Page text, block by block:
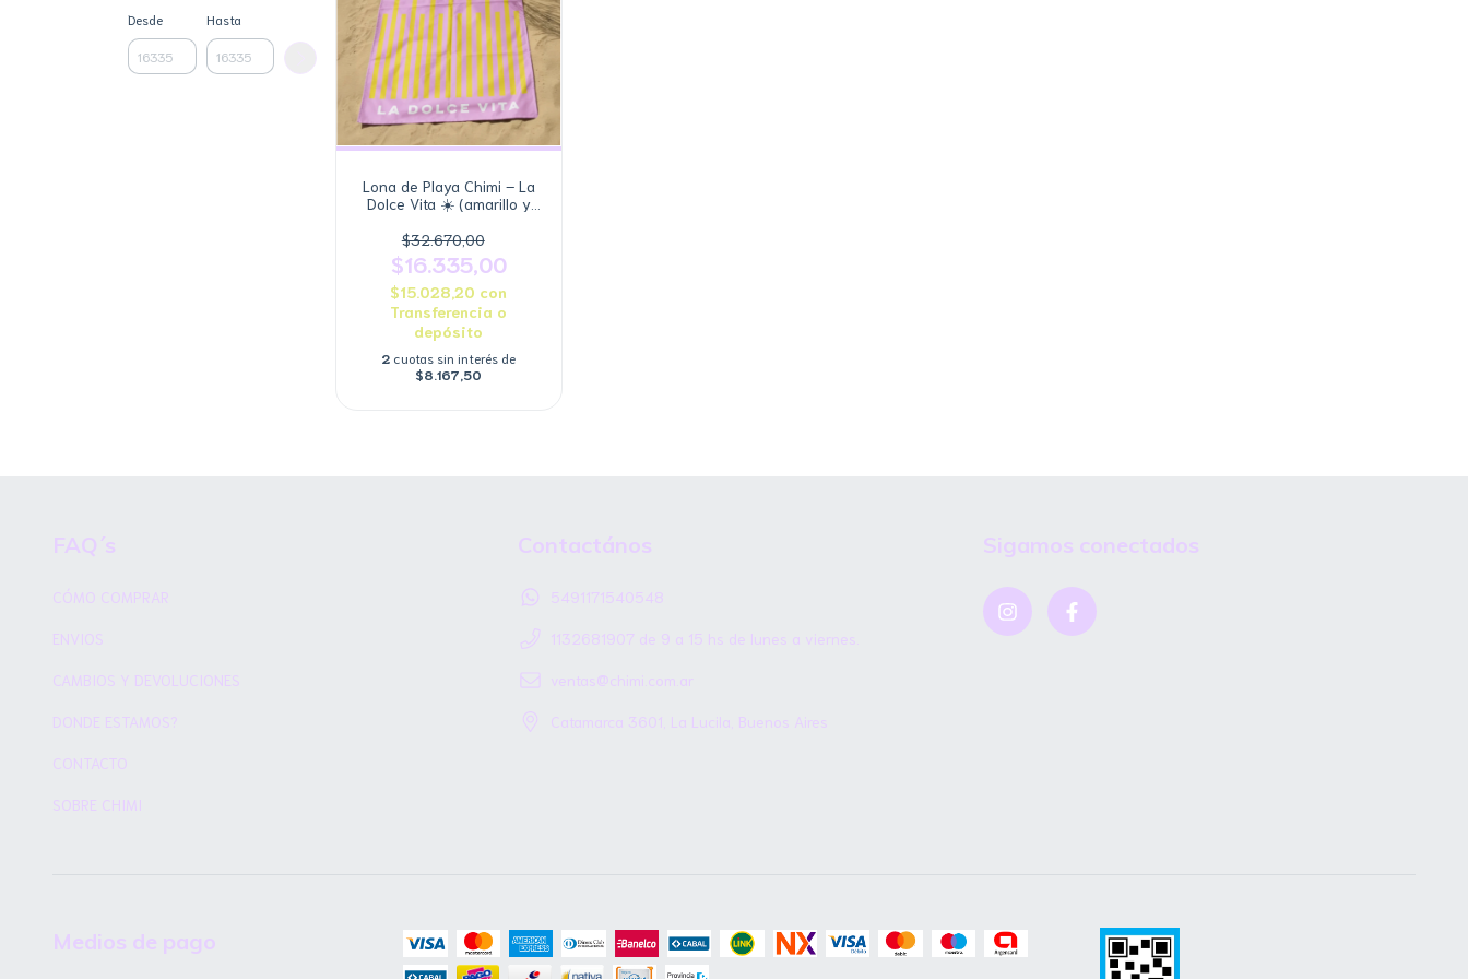
Desde Hasta
Lona de Playa Chimi – La
Dolce Vita ☀️ (amarillo y
$32.670,00
$16.335,00
$15.028,20 con
Transferencia o
depósito
2 cuotas sin interés de
$8.167,50
FAQ´s
CÓMO COMPRAR
ENVIOS
CAMBIOS Y DEVOLUCIONES
DONDE ESTAMOS?
CONTACTO
SOBRE CHIMI
Contactános
5491171540548
1132681907 de 9 a 15 hs de lunes a viernes.
ventas@chimi.com.ar
Catamarca 3601, La Lucila, Buenos Aires
Sigamos conectados
Medios de pago